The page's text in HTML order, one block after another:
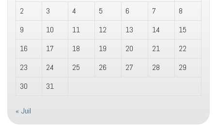
2
3 4 5 6 7
8
9
10 11 12 13 14
15
16
17 18 19 20 21
22
23
24 25 26 27 28
29
30
31
« Juil